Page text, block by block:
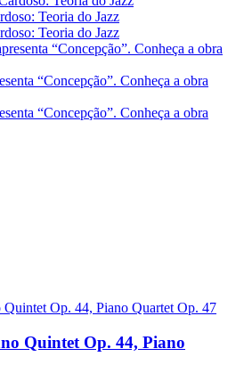
Teoria do Jazz
Teoria do Jazz
“Concepção”. Conheça a obra
“Concepção”. Conheça a obra
Quintet Op. 44, Piano